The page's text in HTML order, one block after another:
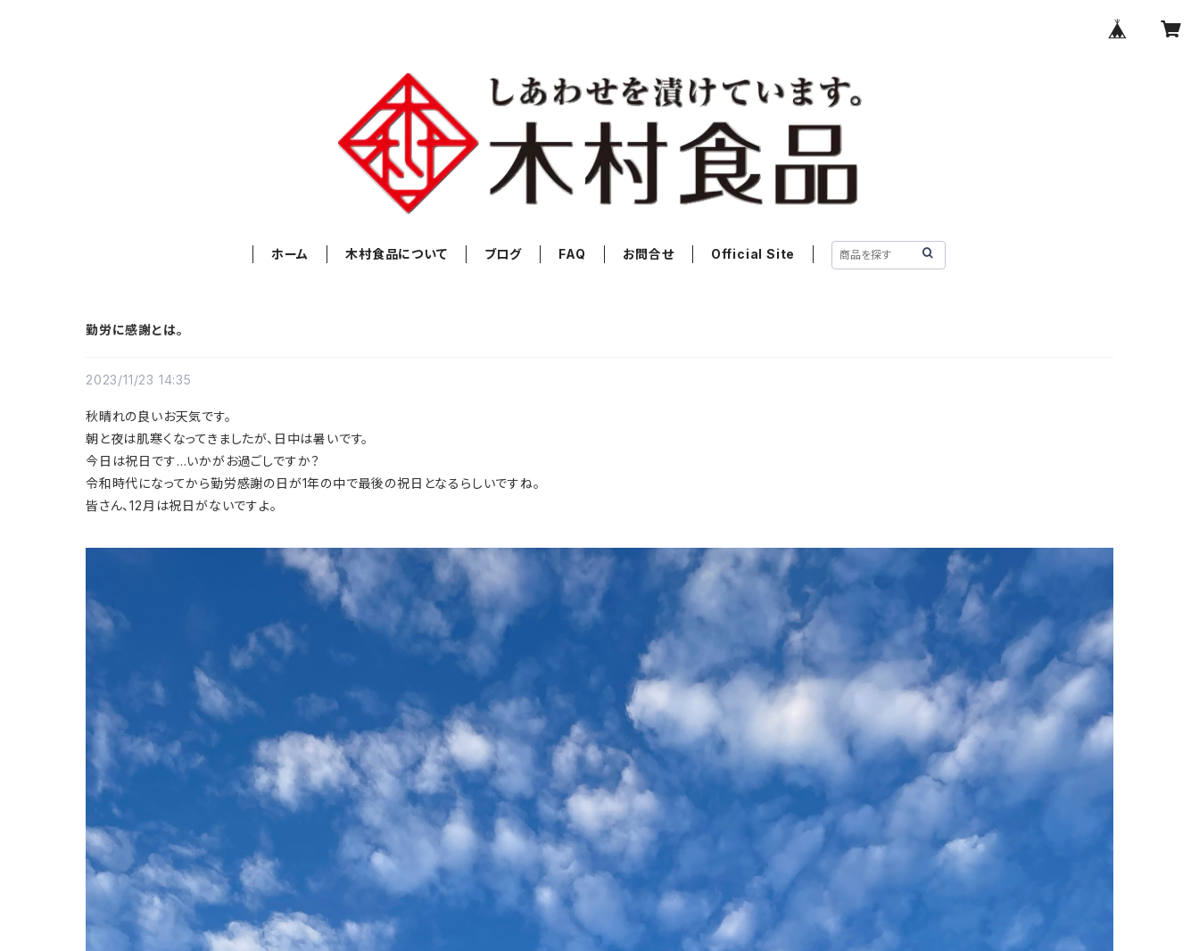
ホーム 木村食品について ブログ FAQ お問合せ Official Site
勤労に感謝とは。
2023/11/23 14:35
秋晴れの良いお天気です。
朝と夜は肌寒くなってきましたが、日中は暑いです。
今日は祝日です…いかがお過ごしですか？
令和時代になってから勤労感謝の日が1年の中で最後の祝日となるらしいですね。
皆さん、12月は祝日がないですよ。